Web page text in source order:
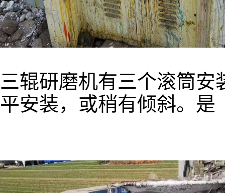
三辊研磨机有三个滚筒
平安装，或稍有倾斜。是